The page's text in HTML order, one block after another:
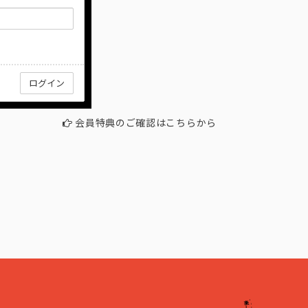
会員特典のご確認はこちらから